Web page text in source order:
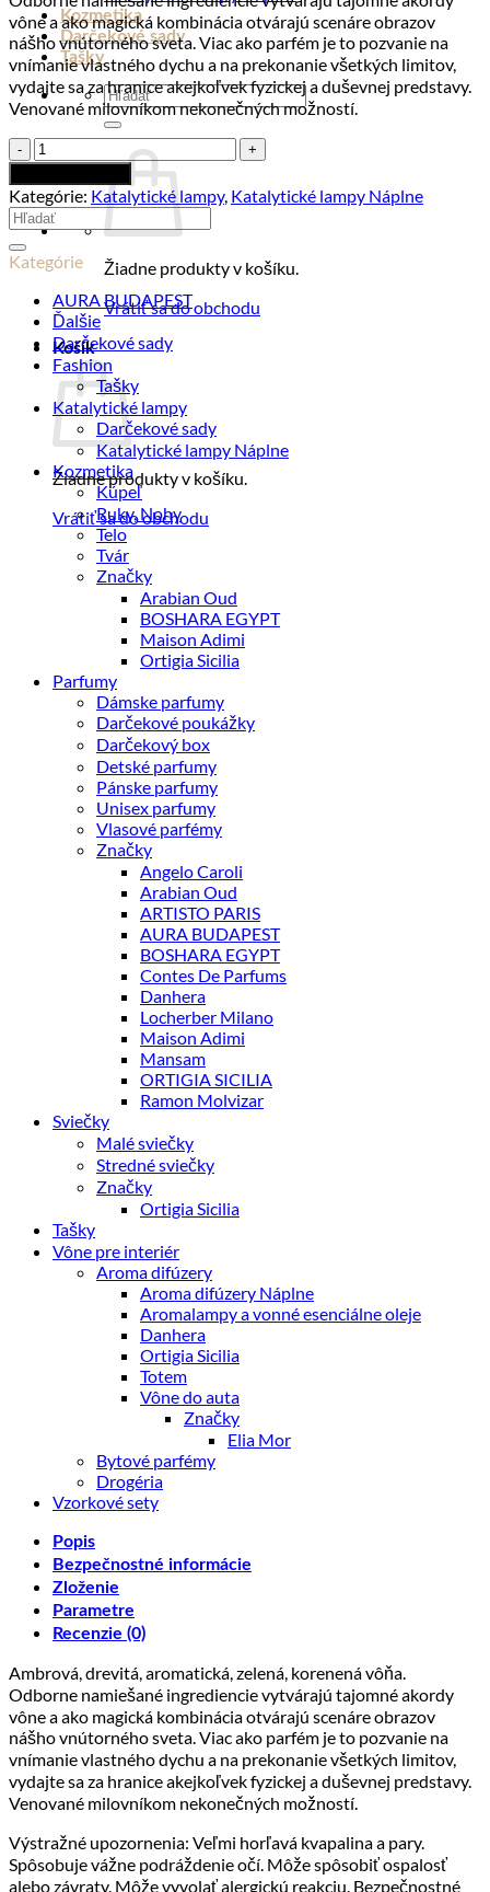
Kozmetika
Darčekové sady
Tašky
Hľadať:
Žiadne produkty v košíku.
Vrátiť sa do obchodu
Košík
Žiadne produkty v košíku.
Vrátiť sa do obchodu
vône a ako magická kombinácia otvárajú scenáre obrazov
nášho vnútorného sveta. Viac ako parfém je to pozvanie na
vnímanie vlastného dychu a na prekonanie všetkých limitov,
vydajte sa za hranice akejkoľvek fyzickej a duševnej predstavy.
Venované milovníkom nekonečných možností.
množstvo
Náplň
do
katalytickej
lampy
OUT
OF
MIND
Skyline,
500
ml
Kategórie: Katalytické lampy, Katalytické lampy Náplne
Hľadať:
Kategórie
AURA BUDAPEST
Ďalšie
Darčekové sady
Fashion
Tašky
Katalytické lampy
Darčekové sady
Katalytické lampy Náplne
Kozmetika
Kúpeľ
Ruky, Nohy
Telo
Tvár
Značky
Arabian Oud
BOSHARA EGYPT
Maison Adimi
Ortigia Sicilia
Parfumy
Dámske parfumy
Darčekové poukážky
Darčekový box
Detské parfumy
Pánske parfumy
Unisex parfumy
Vlasové parfémy
Značky
Angelo Caroli
Arabian Oud
ARTISTO PARIS
AURA BUDAPEST
BOSHARA EGYPT
Contes De Parfums
Danhera
Locherber Milano
Maison Adimi
Mansam
ORTIGIA SICILIA
Ramon Molvizar
Sviečky
Malé sviečky
Stredné sviečky
Značky
Ortigia Sicilia
Tašky
Vône pre interiér
Aroma difúzery
Aroma difúzery Náplne
Aromalampy a vonné esenciálne oleje
Danhera
Ortigia Sicilia
Totem
Vône do auta
Značky
Elia Mor
Bytové parfémy
Drogéria
Vzorkové sety
Popis
Bezpečnostné informácie
Zloženie
Parametre
Recenzie (0)
Ambrová, drevitá, aromatická, zelená, korenená vôňa.
Odborne namiešané ingrediencie vytvárajú tajomné akordy
vône a ako magická kombinácia otvárajú scenáre obrazov
nášho vnútorného sveta. Viac ako parfém je to pozvanie na
vnímanie vlastného dychu a na prekonanie všetkých limitov,
vydajte sa za hranice akejkoľvek fyzickej a duševnej predstavy.
Venované milovníkom nekonečných možností.
Výstražné upozornenia: Veľmi horľavá kvapalina a pary.
Spôsobuje vážne podráždenie očí. Môže spôsobiť ospalosť
alebo závraty. Môže vyvolať alergickú reakciu. Bezpečnostné